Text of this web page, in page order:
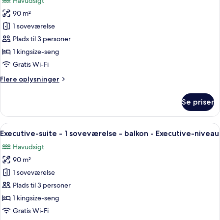
balkon
byudsigt
billeder
af
Suite
-
1
soveværelse
balkon
90 m²
1 soveværelse
Plads til 3 personer
1 kingsize-seng
Gratis Wi-Fi
Flere oplysninger
Flere
-
soveværelse
balkon
havudsigt
Se priser
Indlæs
alle
billeder
af
Executive-
suite
-
1
En rummelig lobby med et centralt
7
Executive-suite - 1 soveværelse - balkon - Executive-niveau
Havudsigt
90 m²
1 soveværelse
Plads til 3 personer
1 kingsize-seng
Gratis Wi-Fi